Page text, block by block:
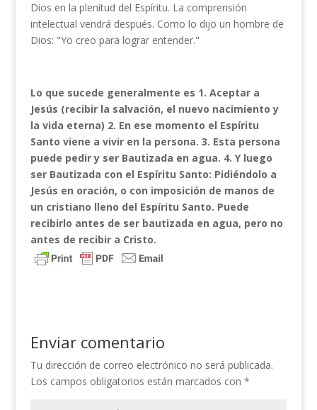
Dios en la plenitud del Espíritu. La comprensión
intelectual vendrá después. Como lo dijo un hombre de
Dios: "Yo creo para lograr entender."
Lo que sucede generalmente es 1. Aceptar a
Jesús (recibir la salvación, el nuevo nacimiento y
la vida eterna) 2. En ese momento el Espíritu
Santo viene a vivir en la persona. 3. Esta persona
puede pedir y ser Bautizada en agua. 4. Y luego
ser Bautizada con el Espíritu Santo: Pidiéndolo a
Jesús en oración, o con imposición de manos de
un cristiano lleno del Espíritu Santo. Puede
recibirlo antes de ser bautizada en agua, pero no
antes de recibir a Cristo.
Enviar comentario
Tu dirección de correo electrónico no será publicada.
Los campos obligatorios están marcados con *